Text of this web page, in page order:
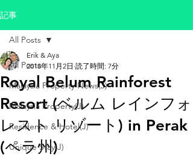
記事
All Posts
Malaysia Property News(J)
Malaysia Property(J)
Residence & Hotel(J)
Unique Stay(J)
All Posts
Royal Belum Rainforest
Resort (ベルム レインフォ
レスト リゾート) in Perak
(ペラ州)
Erik & Aya
2018年11月2日 読了時間: 7分